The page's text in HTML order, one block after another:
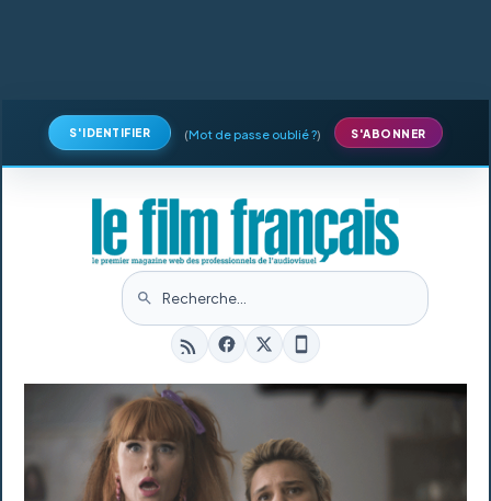
S'IDENTIFIER (Mot de passe oublié ?) S'ABONNER